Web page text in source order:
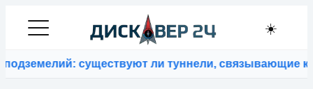
☀️
существуют ли туннели, связывающие